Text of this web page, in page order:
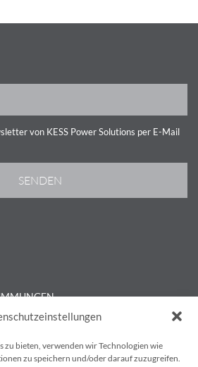
zu bieten, verwenden wir Technologien wie
zu speichern und/oder darauf zuzugreifen.
von KESS Power Solutions per E-Mail